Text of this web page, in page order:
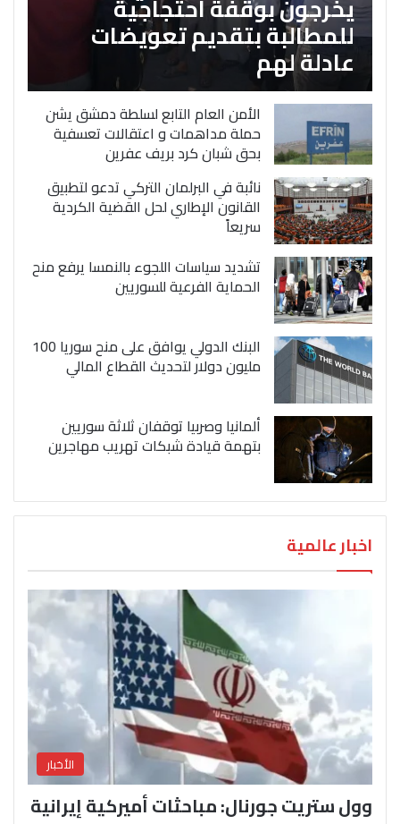
للمطالبة بتقديم تعويضات
عادلة لهم
الأمن العام التابع لسلطة دمشق يشن
حملة مداهمات و اعتقالات تعسفية
بحق شبان كرد بريف عفرين
نائبة في البرلمان التركي تدعو لتطبيق
القانون الإطاري لحل القضية الكردية
سريعاً
تشديد سياسات اللجوء بالنمسا يرفع منح
الحماية الفرعية للسوريين
البنك الدولي يوافق على منح سوريا 100
مليون دولار لتحديث القطاع المالي
ألمانيا وصربيا توقفان ثلاثة سوريين
بتهمة قيادة شبكات تهريب مهاجرين
اخبار عالمية
الأخبار
وول ستريت جورنال: مباحثات أميركية إيرانية